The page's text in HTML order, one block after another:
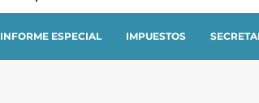
INFORME ESPECIAL IMPUESTOS